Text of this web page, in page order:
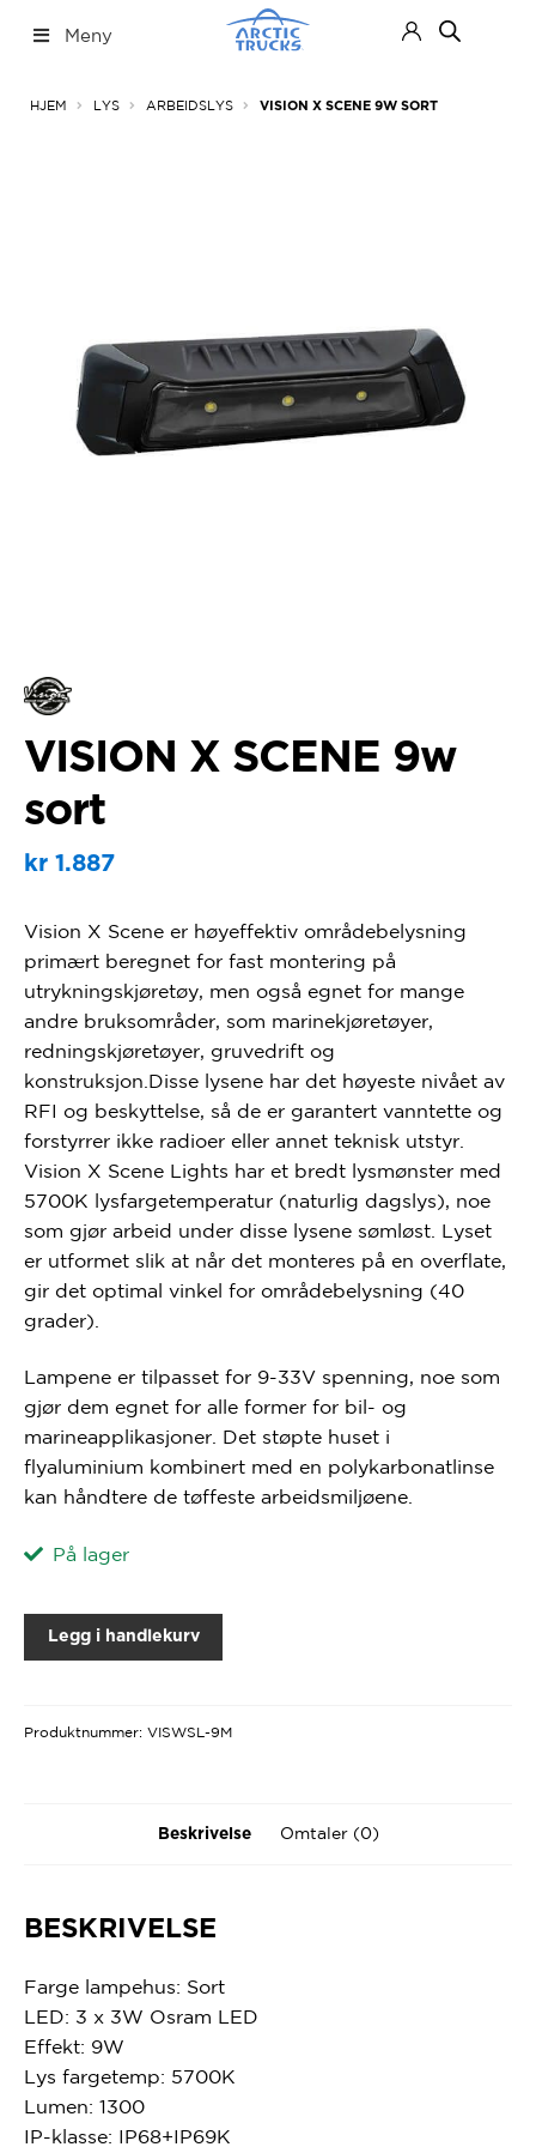
til
til
Meny
HJEM LYS ARBEIDSLYS VISION X SCENE 9W SORT
VISION X SCENE 9w
sort
kr1.887
Vision X Scene er høyeffektiv områdebelysning
primært beregnet for fast montering på
utrykningskjøretøy, men også egnet for mange
andre bruksområder, som marinekjøretøyer,
redningskjøretøyer, gruvedrift og
konstruksjon.Disse lysene har det høyeste nivået av
RFI og beskyttelse, så de er garantert vanntette og
forstyrrer ikke radioer eller annet teknisk utstyr.
Vision X Scene Lights har et bredt lysmønster med
5700K lysfargetemperatur (naturlig dagslys), noe
som gjør arbeid under disse lysene sømløst. Lyset
er utformet slik at når det monteres på en overflate,
gir det optimal vinkel for områdebelysning (40
grader).
Lampene er tilpasset for 9-33V spenning, noe som
gjør dem egnet for alle former for bil- og
marineapplikasjoner. Det støpte huset i
flyaluminium kombinert med en polykarbonatlinse
kan håndtere de tøffeste arbeidsmiljøene.
På lager
Legg i handlekurv
Produktnummer: VISWSL-9M
Beskrivelse Omtaler (0)
BESKRIVELSE
Farge lampehus: Sort
LED: 3 x 3W Osram LED
Effekt: 9W
Lys fargetemp: 5700K
Lumen: 1300
IP-klasse: IP68+IP69K